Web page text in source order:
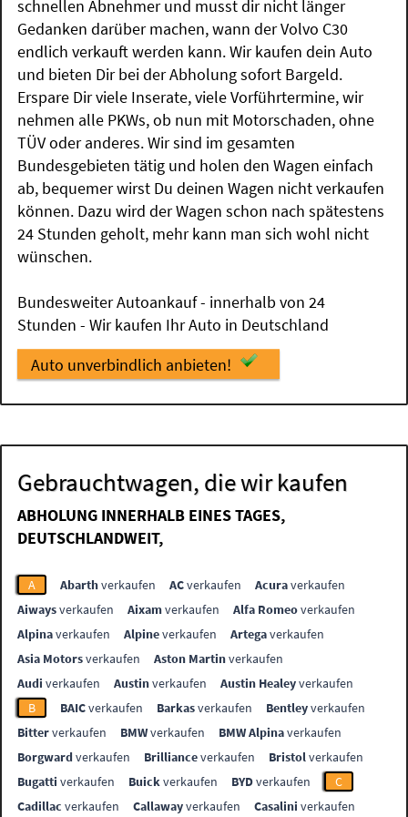
schnellen Abnehmer und musst dir nicht länger
Gedanken darüber machen, wann der Volvo C30
endlich verkauft werden kann. Wir kaufen dein Auto
und bieten Dir bei der Abholung sofort Bargeld.
Erspare Dir viele Inserate, viele Vorführtermine, wir
nehmen alle PKWs, ob nun mit Motorschaden, ohne
TÜV oder anderes. Wir sind im gesamten
Bundesgebieten tätig und holen den Wagen einfach
ab, bequemer wirst Du deinen Wagen nicht verkaufen
können. Dazu wird der Wagen schon nach spätestens
24 Stunden geholt, mehr kann man sich wohl nicht
wünschen.
Bundesweiter Autoankauf - innerhalb von 24
Stunden - Wir kaufen Ihr Auto in Deutschland
Auto unverbindlich anbieten!
Gebrauchtwagen, die wir kaufen
ABHOLUNG INNERHALB EINES TAGES,
DEUTSCHLANDWEIT,
A Abarthverkaufen ACverkaufen Acuraverkaufen
Aiwaysverkaufen Aixamverkaufen Alfa Romeoverkaufen
Alpinaverkaufen Alpineverkaufen Artegaverkaufen
Asia Motorsverkaufen Aston Martinverkaufen
Audi verkaufen Austinverkaufen Austin Healeyverkaufen
B
BAICverkaufen Barkasverkaufen Bentleyverkaufen
Bitterverkaufen BMWverkaufen BMW Alpinaverkaufen
Borgwardverkaufen Brillianceverkaufen Bristolverkaufen
Bugatti verkaufen Buickverkaufen BYDverkaufen
C
Cadillac verkaufen Callawayverkaufen Casalini verkaufen